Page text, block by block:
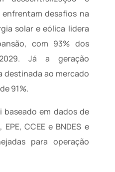
desafios na
solar e eólica lidera
com 93% dos
Já a geração
ao mercado
91%.
baseado em dados de
CCEE e BNDES e
para operação